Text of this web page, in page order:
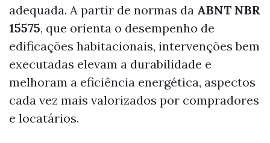
adequada. A partir de normas da ABNT NBR
15575, que orienta o desempenho de
edificações habitacionais, intervenções bem
executadas elevam a durabilidade e
melhoram a eficiência energética, aspectos
cada vez mais valorizados por compradores
e locatários.